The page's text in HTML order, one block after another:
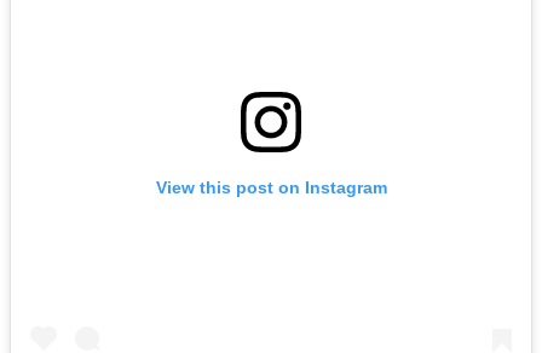
View this post on Instagram